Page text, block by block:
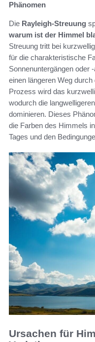
Phänomen
Die Rayleigh-Streuung
warum ist der Himmel
Streuung tritt bei
für die charakteristische
Sonnenuntergängen oder
einen längeren Weg
Prozess wird das
wodurch die
dominieren. Dieses
die Farben des Himmels
Tages und den
Ursachen für